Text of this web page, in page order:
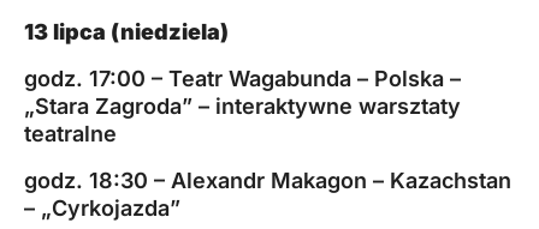
13 lipca (niedziela)
godz. 17:00 – Teatr Wagabunda – Polska –
„Stara Zagroda” – interaktywne warsztaty
teatralne
godz. 18:30 – Alexandr Makagon – Kazachstan
– „Cyrkojazda”